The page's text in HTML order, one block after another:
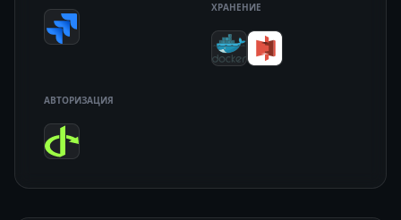
ХРАНЕНИЕ
АВТОРИЗАЦИЯ